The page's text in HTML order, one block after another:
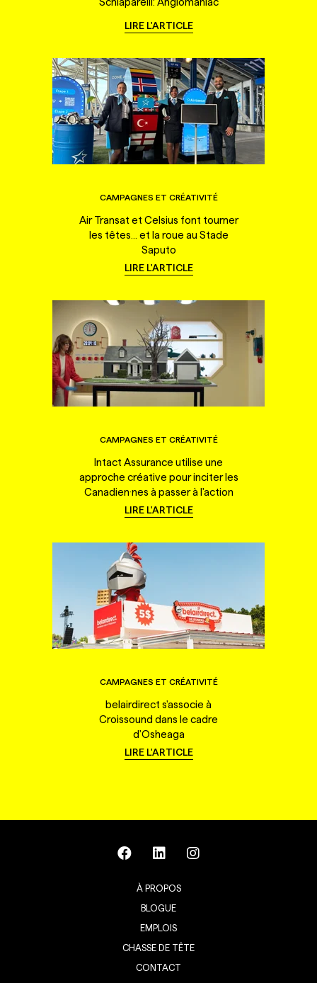
LIRE L'ARTICLE
CAMPAGNES ET CRÉATIVITÉ
Air Transat et Celsius font tourner
les têtes... et la roue au Stade
Saputo
LIRE L'ARTICLE
CAMPAGNES ET CRÉATIVITÉ
Intact Assurance utilise une
approche créative pour inciter les
Canadien·nes à passer à l'action
LIRE L'ARTICLE
CAMPAGNES ET CRÉATIVITÉ
belairdirect s'associe à
Croissound dans le cadre
d'Osheaga
LIRE L'ARTICLE
À PROPOS
BLOGUE
EMPLOIS
CHASSE DE TÊTE
CONTACT